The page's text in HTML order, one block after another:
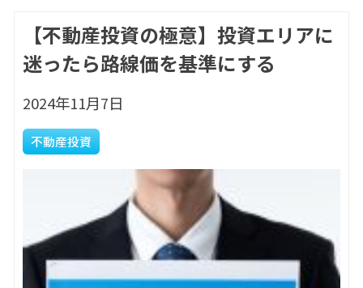
【不動産投資の極意】投資エリアに
迷ったら路線価を基準にする
2024年11月7日
不動産投資